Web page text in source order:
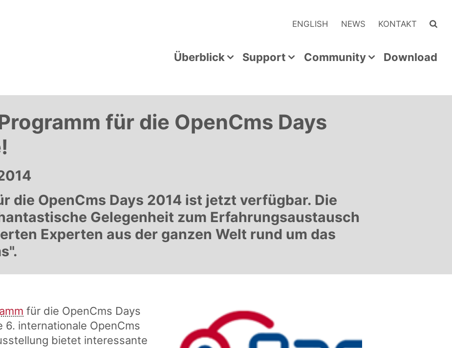
ENGLISH NEWS KONTAKT
Überblick Support Community Download
für die OpenCms Days
die OpenCms Days 2014 ist jetzt verfügbar. Die
Gelegenheit zum Erfahrungsaustausch
Experten aus der ganzen Welt rund um das
für die OpenCms Days
6. internationale OpenCms
bietet interessante